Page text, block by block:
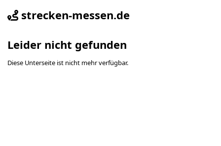
strecken-messen.de
Leider nicht gefunden
Diese Unterseite ist nicht mehr verfügbar.